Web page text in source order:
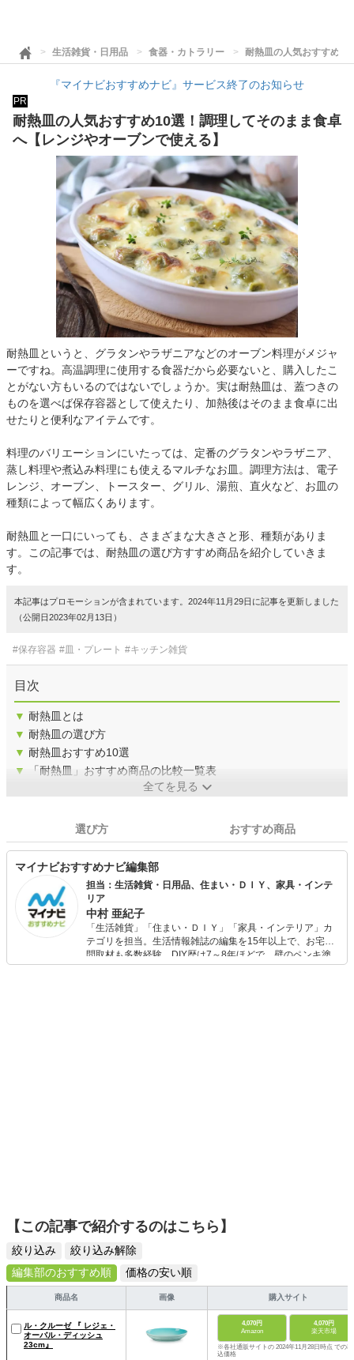
生活雑貨・日用品 食器・カトラリー 耐熱皿の人気おすすめ
『マイナビおすすめナビ』サービス終了のお知らせ
PR
耐熱皿の人気おすすめ10選！調理してそのまま食卓
へ【レンジやオーブンで使える】
耐熱皿というと、グラタンやラザニアなどのオーブン料理がメジャ
ーですね。高温調理に使用する食器だから必要ないと、購入したこ
とがない方もいるのではないでしょうか。実は耐熱皿は、蓋つきの
ものを選べば保存容器として使えたり、加熱後はそのまま食卓に出
せたりと便利なアイテムです。
料理のバリエーションにいたっては、定番のグラタンやラザニア、
蒸し料理や煮込み料理にも使えるマルチなお皿。調理方法は、電子
レンジ、オーブン、トースター、グリル、湯煎、直火など、お皿の
種類によって幅広くあります。
耐熱皿と一口にいっても、さまざまな大きさと形、種類がありま
す。この記事では、耐熱皿の選び方すすめ商品を紹介していきま
す。
本記事はプロモーションが含まれています。2024年11月29日に記事を更新しました
（公開日2023年02月13日）
#保存容器 #皿・プレート #キッチン雑貨
目次
▼ 耐熱皿とは
▼ 耐熱皿の選び方
▼ 耐熱皿おすすめ10選
▼
「耐熱皿」おすすめ商品の比較一覧表
全てを見る
選び方 おすすめ商品
マイナビおすすめナビ編集部
担当：生活雑貨・日用品、住まい・ＤＩＹ、家具・インテ
リア
中村 亜紀子
「生活雑貨」「住まい・ＤＩＹ」「家具・インテリア」カ
テゴリを担当。生活情報雑誌の編集を15年以上で、お宅訪
問取材も多数経験。DIY歴は7～8年ほどで、壁のペンキ塗
りや壁紙チェンジなどもチャレンジ済み。初心者でもモノ
【この記事で紹介するのはこちら】
絞り込み
絞り込み解除
編集部のおすすめ順
価格の安い順
商品名 画像 購入サイト
ル・クルーゼ 『 レジェ・
オーバル・ディッシュ
23cm』
4,070円
Amazon
4,070円
楽天市場
※各社通販サイトの 2024年11月28日時点 での税
込価格